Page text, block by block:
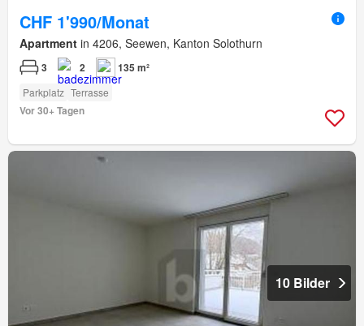
CHF 1'990/Monat
Apartment in 4206, Seewen, Kanton Solothurn
3 2 135 m²
Parkplatz Terrasse
Vor 30+ Tagen
10 Bilder